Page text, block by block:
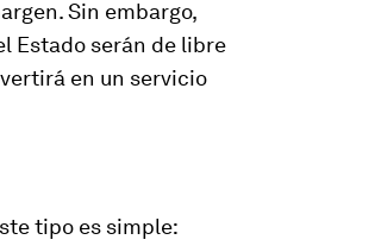
Sin embargo,
Estado serán de libre
en un servicio
tipo es simple: